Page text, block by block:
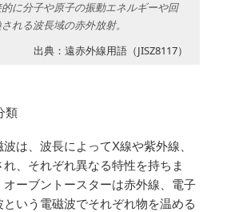
に分子や原子の振動エネルギーや回
れる波長域の赤外放射。
出典：遠赤外線用語（JISZ8117）
類
は、波長によってX線や紫外線、
、それぞれ異なる特性を持ちま
ーブントースターは赤外線、電子
いう電磁波でそれぞれ物を温める